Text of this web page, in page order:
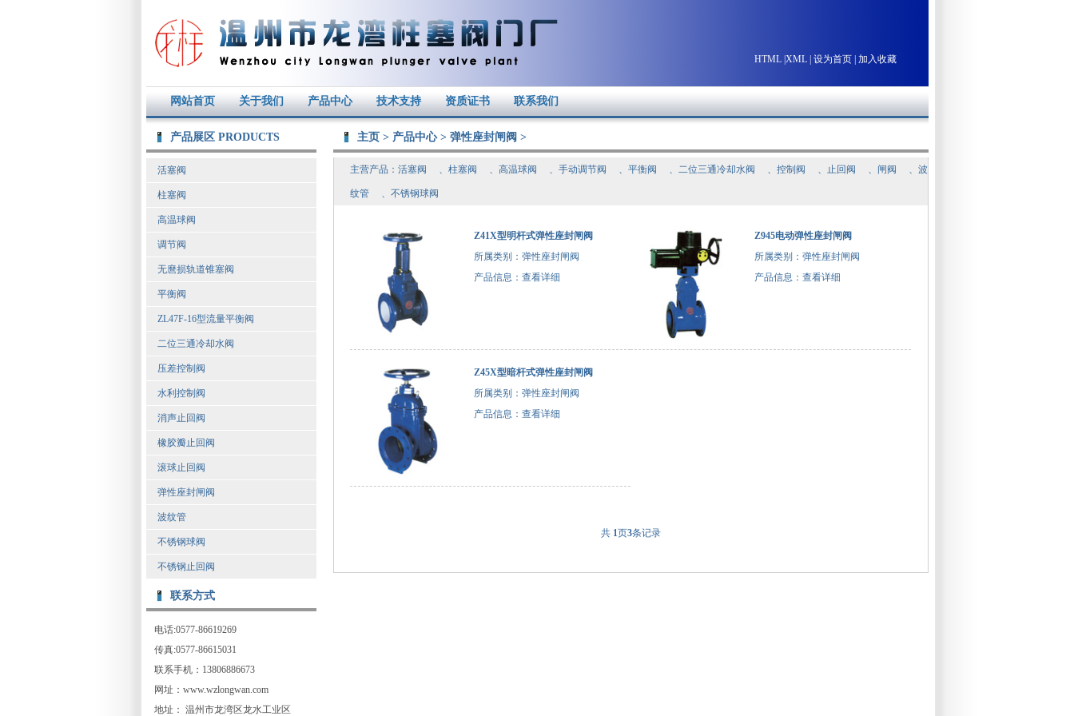
HTML| XML| 设为首页| 加入收藏
网站首页 关于我们 产品中心 技术支持 资质证书 联系我们
产品展区 PRODUCTS
活塞阀
柱塞阀
高温球阀
调节阀
无麿损轨道锥塞阀
平衡阀
ZL47F-16型流量平衡阀
二位三通冷却水阀
压差控制阀
水利控制阀
消声止回阀
橡胶瓣止回阀
滚球止回阀
弹性座封闸阀
波纹管
不锈钢球阀
不锈钢止回阀
联系方式
电话:0577-86619269
传真:0577-86615031
联系手机：13806886673
网址：www.wzlongwan.com
地址： 温州市龙湾区龙水工业区
主页> 产品中心> 弹性座封闸阀 >
主营产品： 活塞阀 、 柱塞阀 、 高温球阀 、 手动调节阀 、 平衡阀 、 二位三通冷却水阀 、 控制阀 、 止回阀 、 闸阀 、 波
纹管 、 不锈钢球阀
Z41X型明杆式弹性座封闸阀
所属类别：弹性座封闸阀
产品信息： 查看详细
Z945电动弹性座封闸阀
所属类别：弹性座封闸阀
产品信息： 查看详细
Z45X型暗杆式弹性座封闸阀
所属类别：弹性座封闸阀
产品信息： 查看详细
共 1页3条记录